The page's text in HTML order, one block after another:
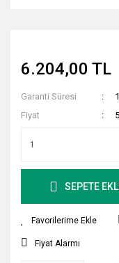
6.204,00 TL
Garanti Süresi
Fiyat
SEPETE
Fiyat Alarmı